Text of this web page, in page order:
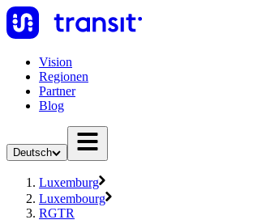
Vision
Regionen
Partner
Blog
Deutsch
Luxemburg
Luxembourg
RGTR